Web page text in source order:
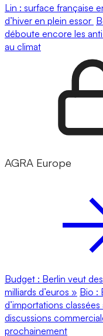
Lin : surface française
d’hiver en plein essor
déboute encore les
au climat
AGRA Europe
Budget : Berlin veut
milliards d’euros » Bio :
d’importations
discussions
prochainement